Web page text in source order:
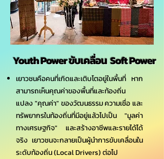
Youth Power ขับเคลื่อน Soft Power
เยาวชนคือคนที่เกิดและเติบโตอยู่ในพื้นที่ หาก
สามารถเห็นคุณค่าของพื้นที่และท้องถิ่น
แปลง "คุณค่า" ของวัฒนธรรม ความเชื่อ และ
ทรัพยากรในท้องถิ่นที่มีอยู่แล้วไปเป็น "มูลค่า
ทางเศรษฐกิจ" และสร้างอาชีพและรายได้ได้
จริง เยาวชนจะกลายเป็นผู้นำการขับเคลื่อนใน
ระดับท้องถิ่น (Local Drivers) ต่อไป